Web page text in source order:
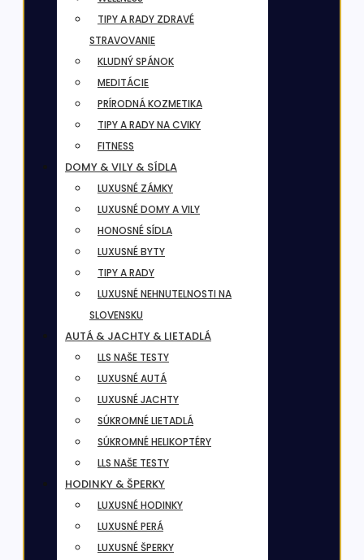
TIPY A RADY ZDRAVÉ
STRAVOVANIE
KLUDNÝ SPÁNOK
MEDITÁCIE
PRÍRODNÁ KOZMETIKA
TIPY A RADY NA CVIKY
FITNESS
DOMY & VILY & SÍDLA
LUXUSNÉ ZÁMKY
LUXUSNÉ DOMY A VILY
HONOSNÉ SÍDLA
LUXUSNÉ BYTY
TIPY A RADY
LUXUSNÉ NEHNUTELNOSTI NA
SLOVENSKU
AUTÁ & JACHTY & LIETADLÁ
LLS NAŠE TESTY
LUXUSNÉ AUTÁ
LUXUSNÉ JACHTY
SÚKROMNÉ LIETADLÁ
SÚKROMNÉ HELIKOPTÉRY
LLS NAŠE TESTY
HODINKY & ŠPERKY
LUXUSNÉ HODINKY
LUXUSNÉ PERÁ
LUXUSNÉ ŠPERKY